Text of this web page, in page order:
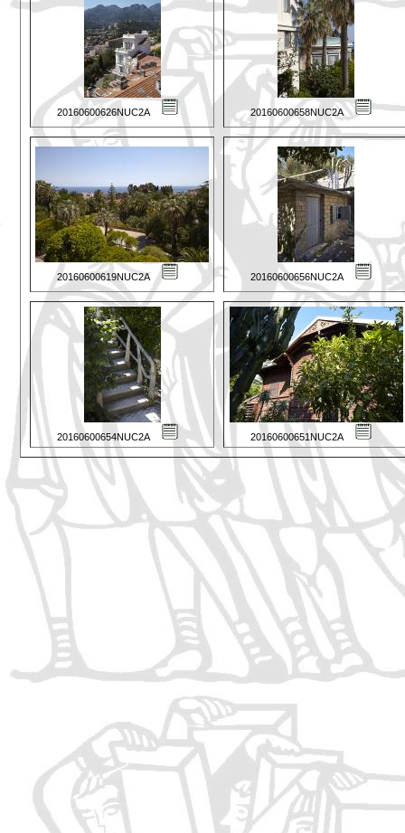
20160600626NUC2A 20160600658NUC2A
20160600619NUC2A 20160600656NUC2A
20160600654NUC2A 20160600651NUC2A